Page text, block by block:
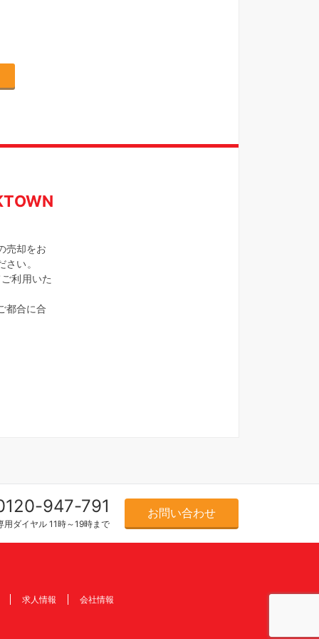
売却をお
い。
利用いた
都合に合
947-791
用ダイヤル 11時～19時まで
お問い合わせ
求人情報 会社情報